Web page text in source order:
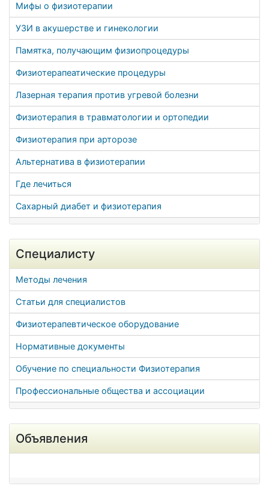
Мифы о физиотерапии
УЗИ в акушерстве и гинекологии
Памятка, получающим физиопроцедуры
Физиотерапеатические процедуры
Лазерная терапия против угревой болезни
Физиотерапия в травматологии и ортопедии
Физиотерапия при арторозе
Альтернатива в физиотерапии
Где лечиться
Сахарный диабет и физиотерапия
Специалисту
Методы лечения
Статьи для специалистов
Физиотерапевтическое оборудование
Нормативные документы
Обучение по специальности Физиотерапия
Профессиональные общества и ассоциации
Объявления